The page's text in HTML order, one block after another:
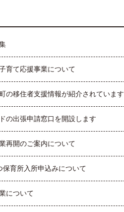
育て応援事業について
の移住者支援情報が紹介されています
の出張申請窓口を開設します
再開のご案内について
保育所入所申込みについて
について